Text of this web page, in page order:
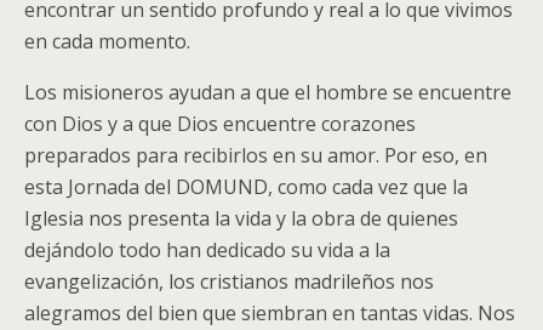
encontrar un sentido profundo y real a lo que vivimos
en cada momento.
Los misioneros ayudan a que el hombre se encuentre
con Dios y a que Dios encuentre corazones
preparados para recibirlos en su amor. Por eso, en
esta Jornada del DOMUND, como cada vez que la
Iglesia nos presenta la vida y la obra de quienes
dejándolo todo han dedicado su vida a la
evangelización, los cristianos madrileños nos
alegramos del bien que siembran en tantas vidas. Nos